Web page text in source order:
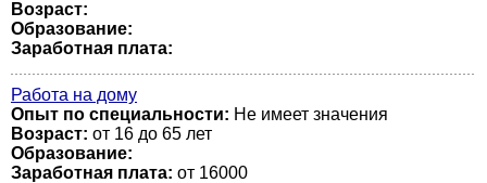
Возраст:
Образование:
Заработная плата:
Работа на дому
Опыт по специальности: Не имеет значения
Возраст: от 16 до 65 лет
Образование:
Заработная плата: от 16000